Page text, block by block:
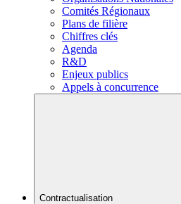
Comités Régionaux
Plans de filière
Chiffres clés
Agenda
R&D
Enjeux publics
Appels à concurrence
Contractualisation